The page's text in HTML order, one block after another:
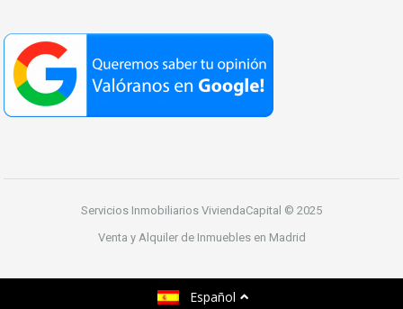
Servicios Inmobiliarios ViviendaCapital © 2025
Venta y Alquiler de Inmuebles en Madrid
Español